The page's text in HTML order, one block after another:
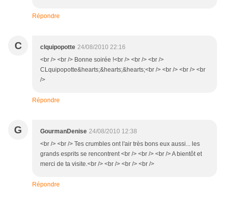
Répondre
C clquipopotte 24/08/2010 22:16
<br /> <br /> Bonne soirée !<br /> <br /> <br />
CLquipopotte&hearts;&hearts;&hearts;<br /> <br /> <br /> <br
/>
Répondre
G GourmanDenise 24/08/2010 12:38
<br /> <br /> Tes crumbles ont l'air très bons eux aussi... les
grands esprits se rencontrent <br /> <br /> <br /> A bientôt et
merci de ta visite.<br /> <br /> <br /> <br />
Répondre